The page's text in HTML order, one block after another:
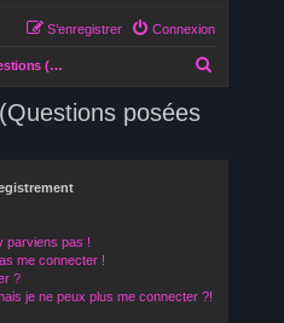
Connexion
S’enregistrer
Foire aux questions (Questions posées fréquemment)
posées
parviens pas !
me connecter !
?
je ne peux plus me connecter ?!